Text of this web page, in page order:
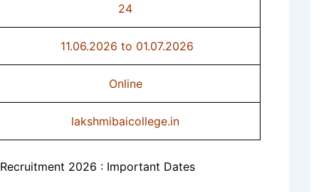
24
11.06.2026 to 01.07.2026
Online
lakshmibaicollege.in
2026 : Important Dates